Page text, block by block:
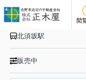
閲
長野電鉄長野線 北
北須坂駅
販売中